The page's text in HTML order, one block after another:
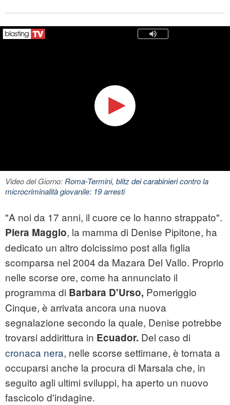
Video del Giorno:Roma-Termini, blitz dei carabinieri contro la
microcriminalità giovanile: 19 arresti
"A noi da 17 anni, il cuore ce lo hanno strappato".
Piera Maggio, la mamma di Denise Pipitone, ha
dedicato un altro dolcissimo post alla figlia
scomparsa nel 2004 da Mazara Del Vallo. Proprio
nelle scorse ore, come ha annunciato il
programma di Barbara D'Urso, Pomeriggio
Cinque, è arrivata ancora una nuova
segnalazione secondo la quale, Denise potrebbe
trovarsi addirittura in Ecuador. Del caso di
cronaca nera, nelle scorse settimane, è tornata a
occuparsi anche la procura di Marsala che, in
seguito agli ultimi sviluppi, ha aperto un nuovo
fascicolo d'indagine.